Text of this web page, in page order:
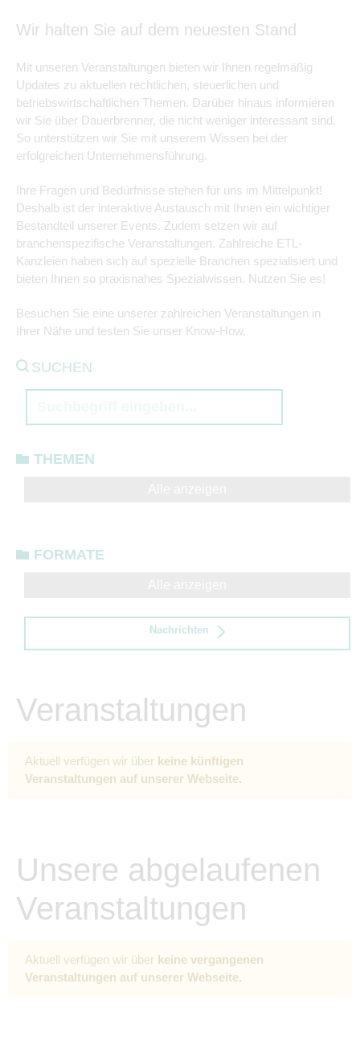
Wir halten Sie auf dem neuesten Stand
Mit unseren Veranstaltungen bieten wir Ihnen regelmäßig
Updates zu aktuellen rechtlichen, steuerlichen und
betriebswirtschaftlichen Themen. Darüber hinaus informieren
wir Sie über Dauerbrenner, die nicht weniger interessant sind.
So unterstützen wir Sie mit unserem Wissen bei der
erfolgreichen Unternehmensführung.
Ihre Fragen und Bedürfnisse stehen für uns im Mittelpunkt!
Deshalb ist der interaktive Austausch mit Ihnen ein wichtiger
Bestandteil unserer Events. Zudem setzen wir auf
branchenspezifische Veranstaltungen. Zahlreiche ETL-
Kanzleien haben sich auf spezielle Branchen spezialisiert und
bieten Ihnen so praxisnahes Spezialwissen. Nutzen Sie es!
Besuchen Sie eine unserer zahlreichen Veranstaltungen in
Ihrer Nähe und testen Sie unser Know-How.
SUCHEN
THEMEN
FORMATE
Nachrichten
Veranstaltungen
Aktuell verfügen wir über keine künftigen
Veranstaltungen auf unserer Webseite.
Unsere abgelaufenen
Veranstaltungen
Aktuell verfügen wir über keine vergangenen
Veranstaltungen auf unserer Webseite.